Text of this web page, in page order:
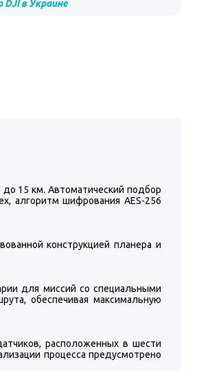
в Украине
до 15 км. Автоматический подбор
алгоритм шифрования AES-256
конструкцией планера и
для миссий со специальными
обеспечивая максимальную
расположенных в шести
процесса предусмотрено